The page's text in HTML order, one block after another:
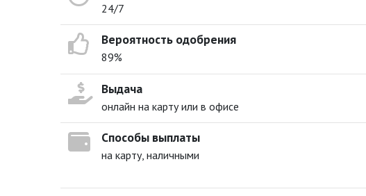
24/7
Вероятность одобрения
89%
Выдача
онлайн на карту или в офисе
Способы выплаты
на карту, наличными